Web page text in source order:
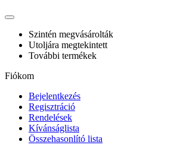
Szintén megvásárolták
Utoljára megtekintett
További termékek
Fiókom
Bejelentkezés
Regisztráció
Rendelések
Kívánságlista
Összehasonlító lista